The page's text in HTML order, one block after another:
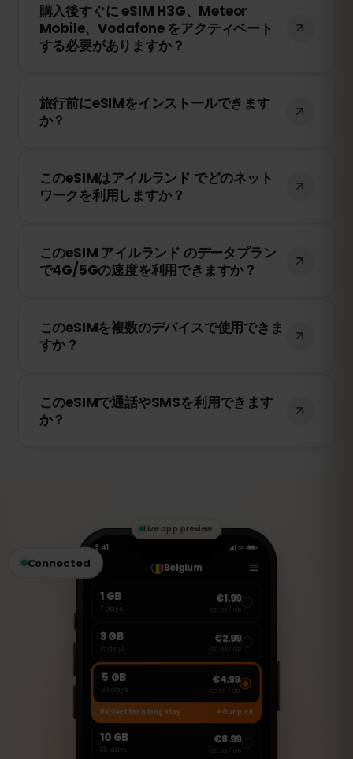
トフォンのeSIM設定でQRコードをスキャ
ンするだけで、すぐに利用できます！物理
SIMカードの交換は不要です。
購入後すぐに eSIM H3G、Meteor
Mobile、Vodafone をアクティベート
する必要がありますか？
ます。ただし、H3G、Meteor Mobile、
Vodafone のネットワークに接続したとき
旅行前にeSIMをインストールできます
か？
とをおすすめします。ただし、アイルラン
ド に到着するまでネットワークに接続しな
このeSIMはアイルランド でどのネット
ワークを利用しますか？
高のネットワークに接続します。例えば、
H3G、Meteor Mobile、Vodafone などが
このeSIM アイルランド のデータプラン
で4G/5Gの速度を利用できますか？
を提供し、アイルランド で5Gが利用可能
な場合は5Gにも対応しています。快適なイ
このeSIMを複数のデバイスで使用できま
すか？
と、1台のデバイスにのみ紐付けられます。
スマートフォンを変更する場合は、新しい
このeSIMで通話やSMSを利用できます
か？